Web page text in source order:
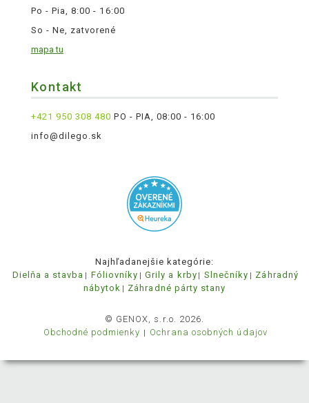
Po - Pia, 8:00 - 16:00
So - Ne, zatvorené
mapa tu
Kontakt
+421 950 308 480 PO - PIA, 08:00 - 16:00
info@dilego.sk
Najhľadanejšie kategórie:
Dielňa a stavba
Fóliovníky Grily a krby Slnečníky
Záhradný
nábytok
Záhradné párty stany
© GENOX, s.r.o. 2026.
Obchodné podmienky
Ochrana osobných údajov